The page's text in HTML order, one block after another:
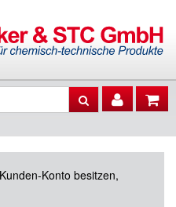
Konto besitzen,